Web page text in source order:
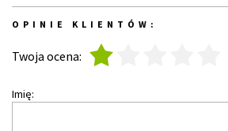
OPINIE KLIENTÓW:
Twoja ocena:
Imię: